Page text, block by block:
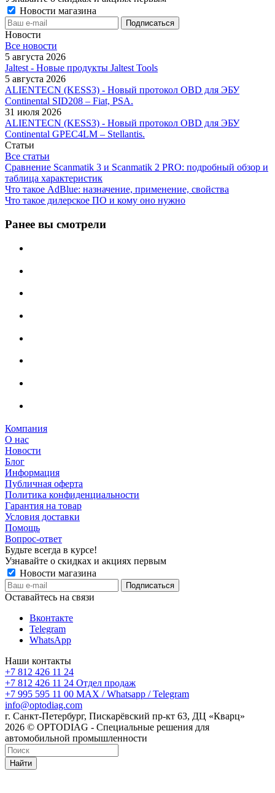
Новости магазина
Новости
Все новости
5 августа 2026
Jaltest - Новые продукты Jaltest Tools
5 августа 2026
ALIENTECN (KESS3) - Новый протокол OBD для ЭБУ
Continental SID208 – Fiat, PSA.
31 июля 2026
ALIENTECN (KESS3) - Новый протокол OBD для ЭБУ
Continental GPEC4LM – Stellantis.
Статьи
Все статьи
Сравнение Scanmatik 3 и Scanmatik 2 PRO: подробный обзор и
таблица характеристик
Что такое AdBlue: назначение, применение, свойства
Что такое дилерское ПО и кому оно нужно
Ранее вы смотрели
Компания
О нас
Новости
Блог
Информация
Публичная оферта
Политика конфиденциальности
Гарантия на товар
Условия доставки
Помощь
Вопрос-ответ
Будьте всегда в курсе!
Узнавайте о скидках и акциях первым
Новости магазина
Оставайтесь на связи
Вконтакте
Telegram
WhatsApp
Наши контакты
+7 812 426 11 24
+7 812 426 11 24 Отдел продаж
+7 995 595 11 00 MAX / Whatsapp / Telegram
info@optodiag.com
г. Санкт-Петербург, Пискарёвский пр-кт 63, ДЦ «Кварц»
2026 © OPTODIAG - Специальные решения для
автомобильной промышленности
Найти